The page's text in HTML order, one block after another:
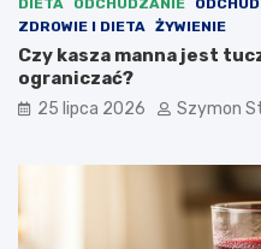
DIETA ODCHUDZANIE
ZDROWIE I DIETA ŻYWIENIE
Czy kasza manna jest
ograniczać?
25 lipca 2026 Szymon